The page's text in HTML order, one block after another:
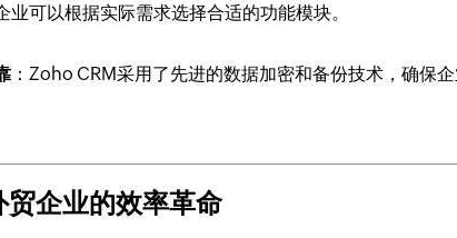
业可以根据实际需求选择合适的功能模块。
：Zoho CRM采用了先进的数据加密和备份技术，确保
贸企业的效率革命